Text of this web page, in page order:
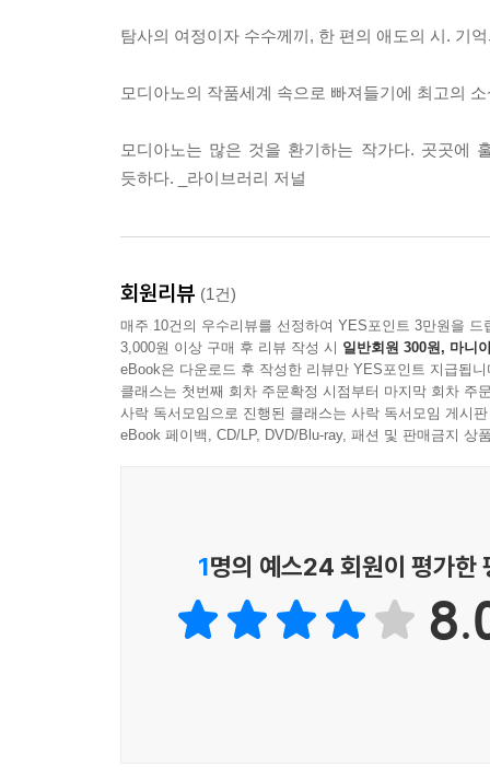
바들과 원시림의 나라들이 내게서 그 매력을 잃어
그들은 1942년 봄에 코트다쥐르에 도착했다. 여
가 말했다. --- p.68
그렇다, 문득, 겨울 동안 이 동네에 그대로 남는다
가지로 당신 역시 관광객이다. 구애될 것이 전혀
아무런 힘이 되지 않았다. 맙소사, 나는 이번 겨울
“그녀는 당신이 빠져나갈 길 없는 모험 속으로
러나 그것은 결국 힘이 더 세져서 되돌아오고야
탐사의 여정이자 수수께끼, 한 편의 애도의 시. 기
모디아노의 작품세계 속으로 빠져들기에 최고의
모디아노는 많은 것을 환기하는 작가다. 곳곳에
듯하다. _라이브러리 저널
회원리뷰 (1건)
매주 10건의 우수리뷰를 선정하여 YES포인트 3만원을 드
3,000원 이상 구매 후 리뷰 작성 시 일반회원 300원, 마니
eBook은 다운로드 후 작성한 리뷰만 YES포인트 지급됩니
클래스는 첫번째 회차 주문확정 시점부터 마지막 회차 주
사락 독서모임으로 진행된 클래스는 사락 독서모임 게시
eBook 페이백, CD/LP, DVD/Blu-ray, 패션 및 판매금지 상
1명의 예스24 회원이 평가한